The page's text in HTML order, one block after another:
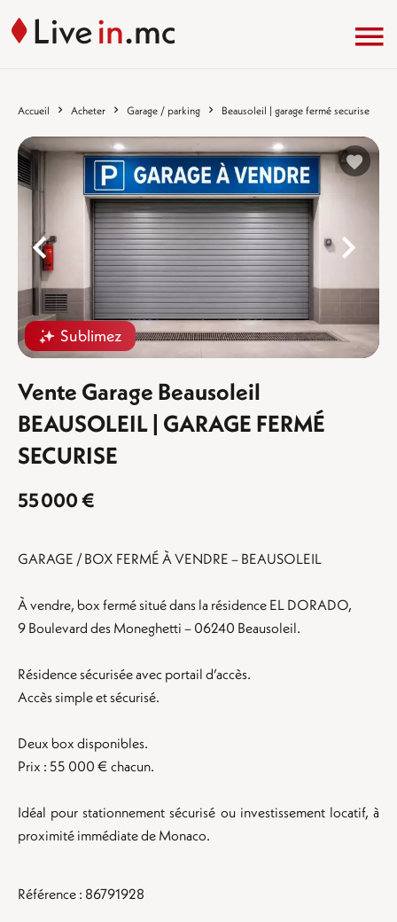
Accueil Acheter Garage / parking Beausoleil | garage fermé securise
Sublimez
%}
Vente Garage Beausoleil
BEAUSOLEIL | GARAGE FERMÉ
SECURISE
55 000 €
GARAGE / BOX FERMÉ À VENDRE – BEAUSOLEIL
À vendre, box fermé situé dans la résidence EL DORADO,
9 Boulevard des Moneghetti – 06240 Beausoleil.
Résidence sécurisée avec portail d’accès.
Accès simple et sécurisé.
Deux box disponibles.
Prix : 55 000 € chacun.
Idéal pour stationnement sécurisé ou investissement locatif, à
proximité immédiate de Monaco.
Référence : 86791928